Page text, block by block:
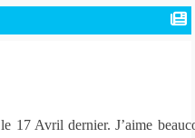
17 Avril dernier. J’aime